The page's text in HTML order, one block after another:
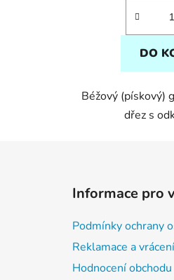
5
DO
Béžový (pískový)
dřez s
Informace pro
Podmínky ochrany
Reklamace a
Hodnocení obchodu